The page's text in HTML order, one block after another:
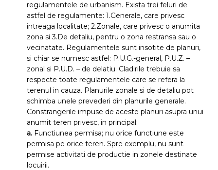
regulamentele de urbanism. Exista trei feluri de
astfel de regulamente: 1.Generale, care privesc
intreaga localitate; 2.Zonale, care privesc o anumita
zona si 3.De detaliu, pentru o zona restransa sau o
vecinatate. Regulamentele sunt insotite de planuri,
si chiar se numesc astfel: P.U.G.-general, P.U.Z. –
zonal si P.U.D. – de delatiu. Cladirile trebuie sa
respecte toate regulamentele care se refera la
terenul in cauza. Planurile zonale si de detaliu pot
schimba unele prevederi din planurile generale.
Constrangerile impuse de aceste planuri asupra unui
anumit teren privesc, in principal:
a. Functiunea permisa; nu orice functiune este
permisa pe orice teren. Spre exemplu, nu sunt
permise activitati de productie in zonele destinate
locuirii.